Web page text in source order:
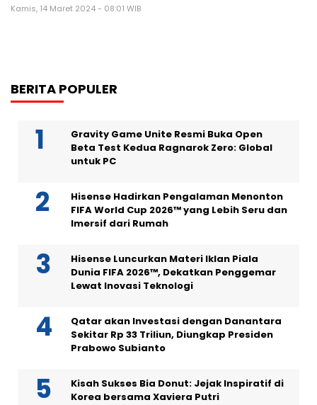
Kamis, 14 Maret 2024 - 08:01 WIB
BERITA POPULER
Gravity Game Unite Resmi Buka Open
Beta Test Kedua Ragnarok Zero: Global
untuk PC
Hisense Hadirkan Pengalaman Menonton
FIFA World Cup 2026™ yang Lebih Seru dan
Imersif dari Rumah
Hisense Luncurkan Materi Iklan Piala
Dunia FIFA 2026™, Dekatkan Penggemar
Lewat Inovasi Teknologi
Qatar akan Investasi dengan Danantara
Sekitar Rp 33 Triliun, Diungkap Presiden
Prabowo Subianto
Kisah Sukses Bia Donut: Jejak Inspiratif di
Korea bersama Xaviera Putri